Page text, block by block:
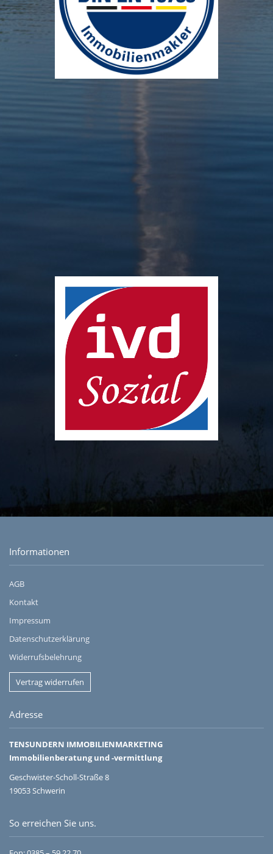
Informationen
AGB
Kontakt
Impressum
Datenschutzerklärung
Widerrufsbelehrung
Vertrag widerrufen
Adresse
TENSUNDERN IMMOBILIENMARKETING
Immobilienberatung und -vermittlung
Geschwister-Scholl-Straße 8
19053 Schwerin
So erreichen Sie uns.